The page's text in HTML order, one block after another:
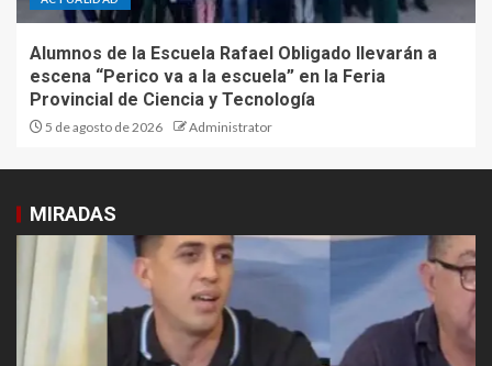
Alumnos de la Escuela Rafael Obligado llevarán a
escena “Perico va a la escuela” en la Feria
Provincial de Ciencia y Tecnología
5 de agosto de 2026 Administrator
MIRADAS